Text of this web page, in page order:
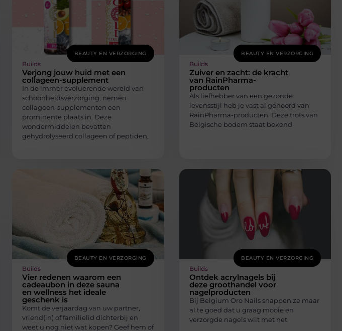
BEAUTY EN VERZORGING
Builds
Verjong jouw huid met een
collageen-supplement
In de immer evoluerende wereld van
schoonheidsverzorging, nemen
collageen-supplementen een
prominente plaats in. Deze
wondermiddelen bevatten
gehydrolyseerd collageen of peptiden,
BEAUTY EN VERZORGING
Builds
Zuiver en zacht: de kracht
van RainPharma-
producten
Als liefhebber van een gezonde
levensstijl heb je vast al gehoord van
RainPharma-producten. Deze trots van
Belgische bodem staat bekend
BEAUTY EN VERZORGING
Builds
Vier redenen waarom een
cadeaubon in deze sauna
en wellness het ideale
geschenk is
Komt de verjaardag van uw partner,
vriend(in) of familielid dichterbij en
weet u nog niet wat kopen? Geef hem of
BEAUTY EN VERZORGING
Builds
Ontdek acrylnagels bij
deze groothandel voor
nagelproducten
Bij Belgium Oro Nails snappen ze maar
al te goed dat u graag mooie en
verzorgde nagels wilt met net